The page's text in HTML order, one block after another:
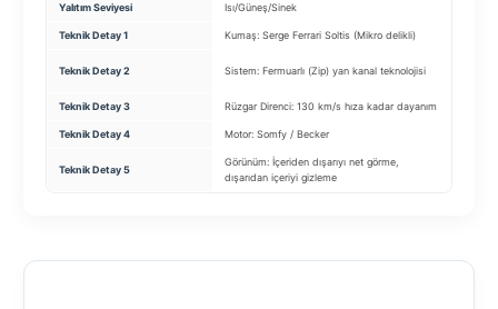
Yalıtım Seviyesi Isı/Güneş/Sinek
Teknik Detay 1 Kumaş: Serge Ferrari Soltis (Mikro delikli)
Teknik Detay 2 Sistem: Fermuarlı (Zip) yan kanal teknolojisi
Teknik Detay 3 Rüzgar Direnci: 130 km/s hıza kadar dayanım
Teknik Detay 4 Motor: Somfy / Becker
Teknik Detay 5
Görünüm: İçeriden dışarıyı net görme,
dışarıdan içeriyi gizleme